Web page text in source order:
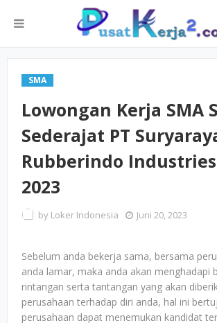
SMA
Lowongan Kerja SMA
Sederajat PT
Rubberindo
2023
by Loker Indonesia Juni 20, 2023
Sebelum anda bekerja sama, bersama
anda lamar, maka anda akan menghadapi
rintangan serta tantangan yang akan
perusahaan terhadap diri anda, hal ini
perusahaan dapat menemukan kandidat